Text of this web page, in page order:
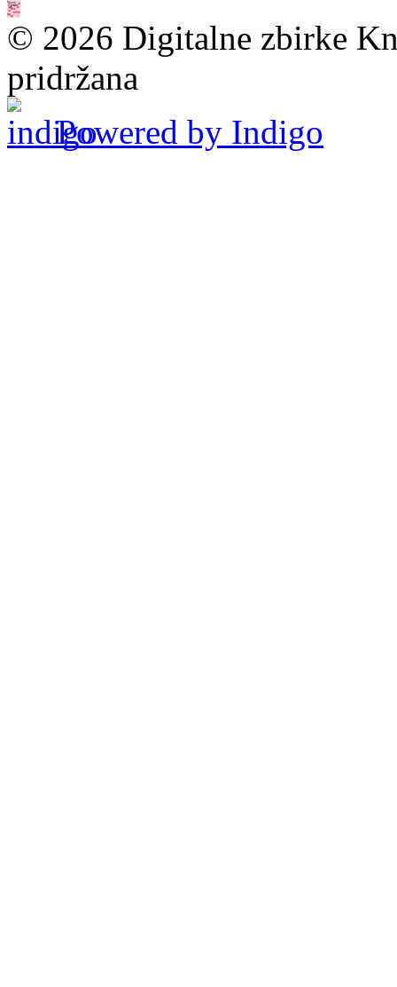
© 2026 Digitalne zbirke
pridržana
Powered by Indigo